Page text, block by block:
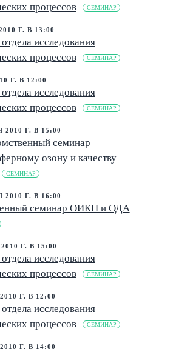
процессов
СЕМИНАР
Г. В 13:00
исследования
процессов
СЕМИНАР
Г. В 12:00
исследования
процессов
СЕМИНАР
Г. В 15:00
семинар
озону и качеству
СЕМИНАР
Г. В 16:00
семинар ОИКП и ОДА
Г. В 15:00
исследования
процессов
СЕМИНАР
Г. В 12:00
исследования
процессов
СЕМИНАР
Г. В 14:00